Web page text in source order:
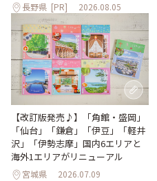
長野県 [PR] 2026.08.05
【改訂版発売♪】「角館・盛岡」
「仙台」「鎌倉」「伊豆」「軽井
沢」「伊勢志摩」国内6エリアと
海外1エリアがリニューアル
宮城県 2026.07.09